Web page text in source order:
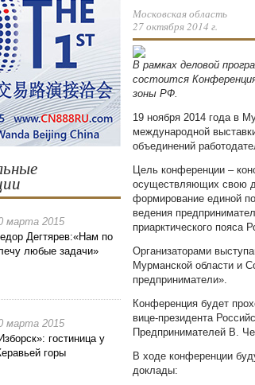
марта 2015
Дегтярев:«Нам по
любые задачи»
марта 2015
гостиница у
горы
Московская область
27 октября 2014 г.
В рамках деловой
состоится
зоны РФ.
19 ноября 2014 года в
международной
объединений
Цель конференции –
осуществляющих свою
формирование единой
ведения
приарктического пояса
Организаторами
Мурманской области и
предприниматели».
Конференция будет
вице-президента
Предпринимателей В.
В ходе конференции
доклады: